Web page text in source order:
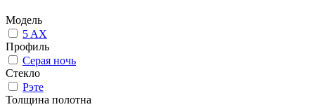
Модель
5 AX
Профиль
Серая ночь
Стекло
Рэте
Толщина полотна